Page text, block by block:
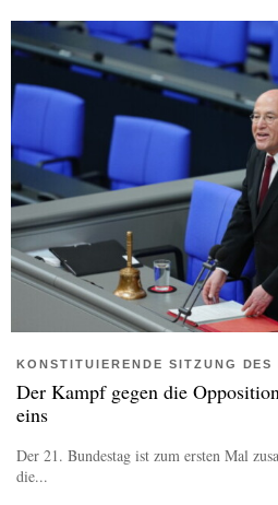
KONSTITUIERENDE SITZUNG DES
Der Kampf gegen die
eins
Der 21. Bundestag ist zum ersten Mal
die...